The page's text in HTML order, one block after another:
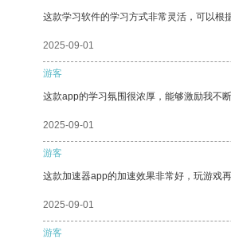
这款学习软件的学习方式非常灵活，可以根
2025-09-01
游客
这款app的学习氛围很浓厚，能够激励我不
2025-09-01
游客
这款加速器app的加速效果非常好，玩游戏
2025-09-01
游客